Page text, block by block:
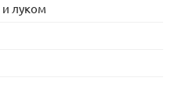
луком